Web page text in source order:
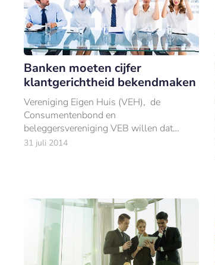
Banken moeten cijfer
klantgerichtheid bekendmaken
Vereniging Eigen Huis (VEH), de
Consumentenbond en
beleggersvereniging VEB willen dat
banken en verzekeraars het rapportcijfer
31 juli 2014